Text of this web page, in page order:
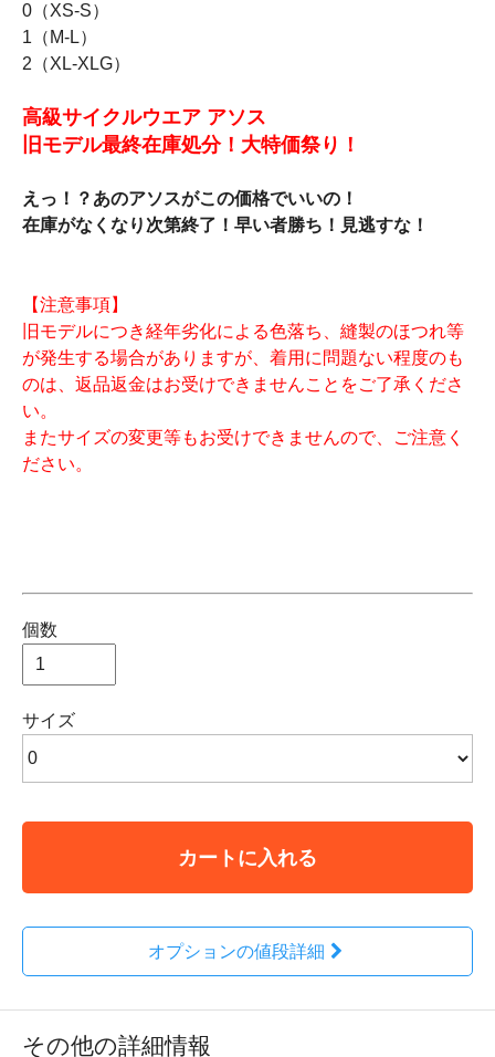
0（XS-S）
1（M-L）
2（XL-XLG）
高級サイクルウエア アソス
旧モデル最終在庫処分！大特価祭り！
えっ！？あのアソスがこの価格でいいの！
在庫がなくなり次第終了！早い者勝ち！見逃すな！
【注意事項】
旧モデルにつき経年劣化による色落ち、縫製のほつれ等
が発生する場合がありますが、着用に問題ない程度のも
のは、返品返金はお受けできませんことをご了承くださ
い。
またサイズの変更等もお受けできませんので、ご注意く
ださい。
個数
サイズ
カートに入れる
オプションの値段詳細
その他の詳細情報